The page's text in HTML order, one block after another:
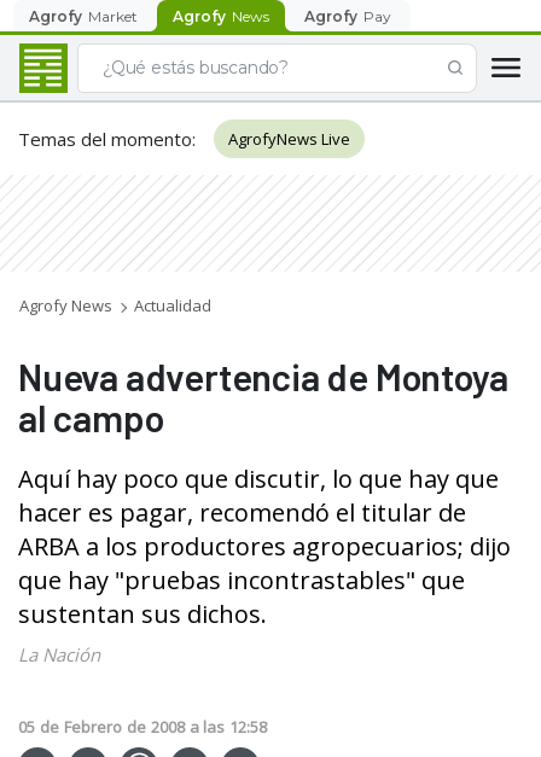
Agrofy Market Agrofy News Agrofy Pay
Temas del momento: AgrofyNews Live
Agrofy News Actualidad
Nueva advertencia de Montoya
al campo
Aquí hay poco que discutir, lo que hay que
hacer es pagar, recomendó el titular de
ARBA a los productores agropecuarios; dijo
que hay "pruebas incontrastables" que
sustentan sus dichos.
La Nación
05 de Febrero de 2008 a las 12:58